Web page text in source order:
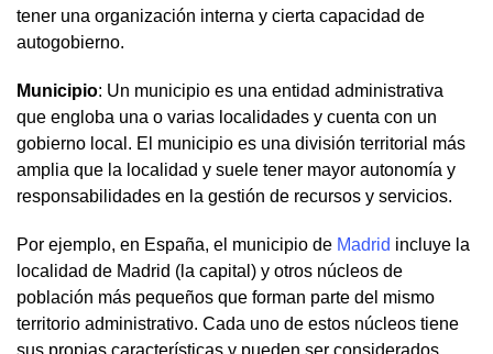
tener una organización interna y cierta capacidad de
autogobierno.
Municipio: Un municipio es una entidad administrativa
que engloba una o varias localidades y cuenta con un
gobierno local. El municipio es una división territorial más
amplia que la localidad y suele tener mayor autonomía y
responsabilidades en la gestión de recursos y servicios.
Por ejemplo, en España, el municipio de Madrid incluye la
localidad de Madrid (la capital) y otros núcleos de
población más pequeños que forman parte del mismo
territorio administrativo. Cada uno de estos núcleos tiene
sus propias características y pueden ser considerados